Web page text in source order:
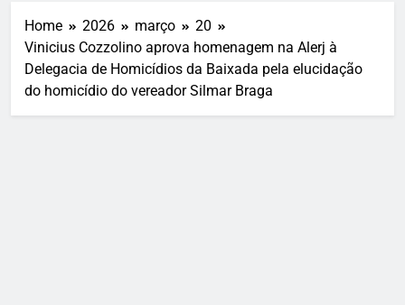
Home 2026 março
20
Vinicius Cozzolino aprova homenagem na Alerj à
Delegacia de Homicídios da Baixada pela elucidação
do homicídio do vereador Silmar Braga